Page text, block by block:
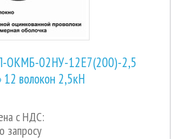
ОКМБ-02НУ-12Е7(200)-2,5
волокон 2,5кН
с НДС:
запросу